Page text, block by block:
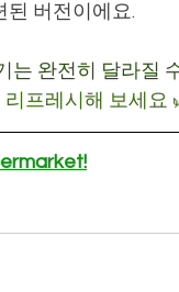
된 버전이에요.
는 완전히 달라질
프레시해 보세요